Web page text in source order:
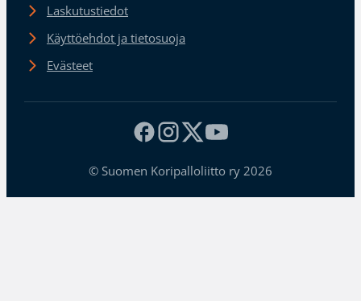
Laskutustiedot
Käyttöehdot ja tietosuoja
Evästeet
© Suomen Koripalloliitto ry 2026